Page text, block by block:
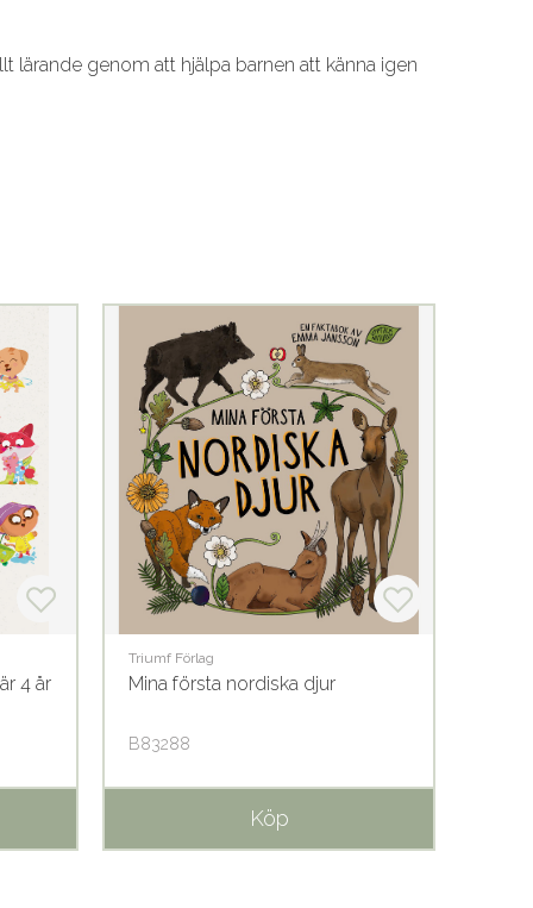
genom att hjälpa barnen att känna igen
4 år
Triumf Förlag
Mina första nordiska djur
B83288
Köp